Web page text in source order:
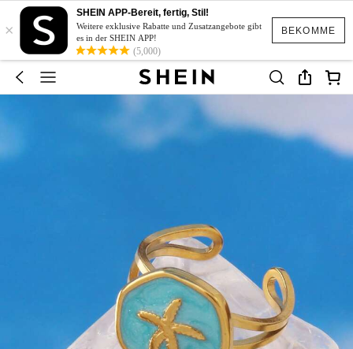
BEKOMME
×
SHEIN APP-Bereit, fertig, Stil!
Weitere exklusive Rabatte und Zusatzangebote gibt
es in der SHEIN APP!
(5,000)